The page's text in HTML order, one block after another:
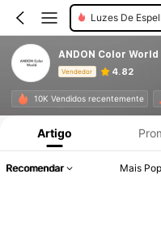
Luzes Noturnas
ANDON Color World
Vendedor 4.82
10K Vendidos recentemente
Informações do Produto:
Artigo
Recomendar Mais